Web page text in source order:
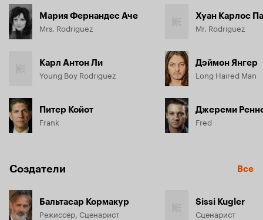
Мария Фернандес Аче
Mrs. Rodriguez
Карл Антон Ли
Young Boy Rodriguez
Питер Койот
Frank
Хуан Карлос
Mr. Rodriguez
Дэймон Янгер
Long Haired Man
Джереми
Fred
Создатели Все
Бальтасар Кормакур
Режиссёр, Сценарист
Sissi Kugler
Сценарист